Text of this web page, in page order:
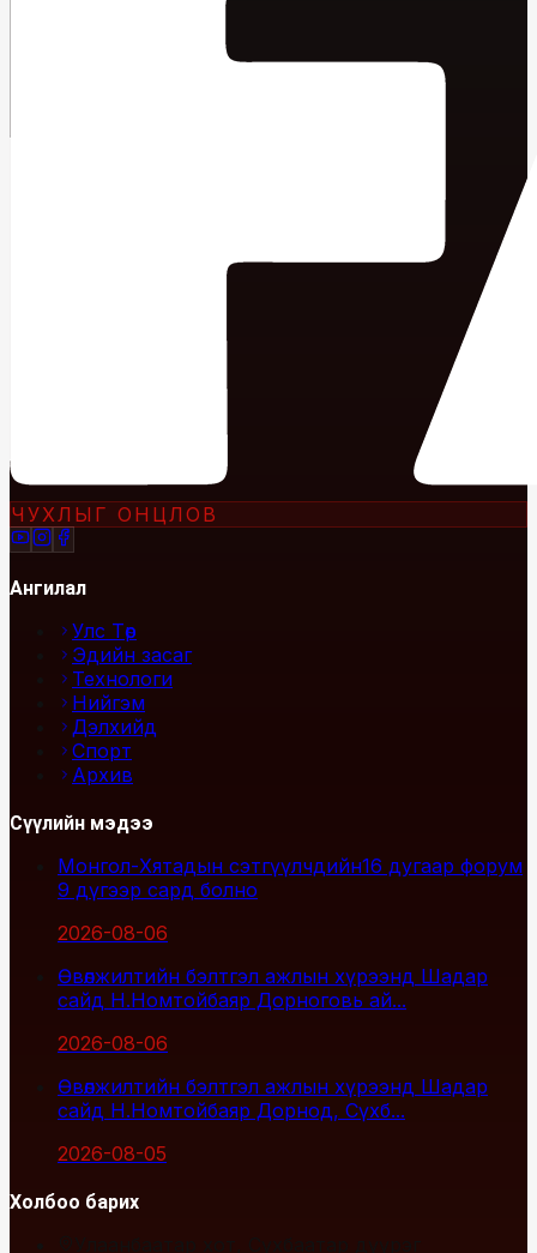
ЧУХЛЫГ ОНЦЛОВ
Ангилал
Улс Төр
Эдийн засаг
Технологи
Нийгэм
Дэлхийд
Спорт
Архив
Сүүлийн мэдээ
Монгол-Хятадын сэтгүүлчдийн16 дугаар форум
9 дүгээр сард болно
2026-08-06
Өвөлжилтийн бэлтгэл ажлын хүрээнд Шадар
сайд Н.Номтойбаяр Дорноговь ай...
2026-08-06
Өвөлжилтийн бэлтгэл ажлын хүрээнд Шадар
сайд Н.Номтойбаяр Дорнод, Сүхб...
2026-08-05
Холбоо барих